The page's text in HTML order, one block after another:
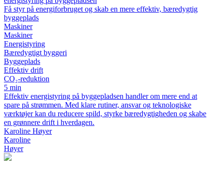
Få styr på energiforbruget og skab en mere effektiv, bæredygtig
byggeplads
Maskiner
Maskiner
Energistyring
Bæredygtigt byggeri
Byggeplads
Effektiv drift
CO₂-reduktion
5 min
Effektiv energistyring på byggepladsen handler om mere end at
spare på strømmen. Med klare rutiner, ansvar og teknologiske
værktøjer kan du reducere spild, styrke bæredygtigheden og skabe
en grønnere drift i hverdagen.
Karoline Høyer
Karoline
Høyer